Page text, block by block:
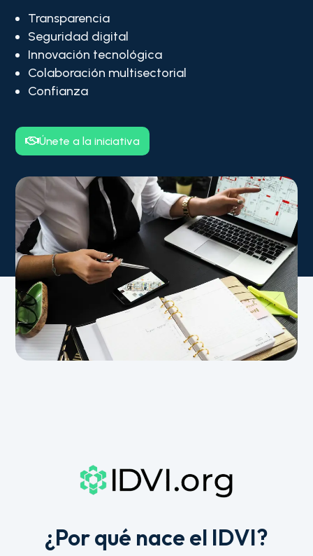
Transparencia
Seguridad digital
Innovación tecnológica
Colaboración multisectorial
Confianza
Únete a la iniciativa
¿Por qué nace el IDVI?